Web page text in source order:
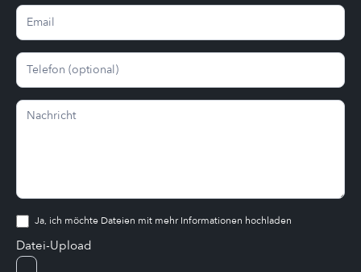
Ja, ich möchte Dateien mit mehr Informationen hochladen
Datei-Upload